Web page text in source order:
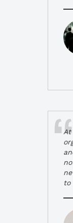
At
to